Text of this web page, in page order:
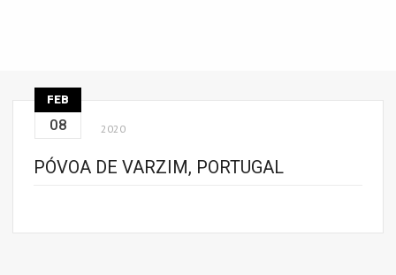
FEB
08 2020
PÓVOA DE VARZIM, PORTUGAL